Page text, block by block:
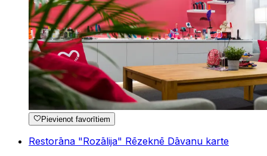
Pievienot favorītiem
Restorāna "Rozālija" Rēzeknē Dāvanu karte